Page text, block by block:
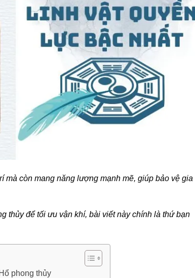
mà còn mang năng lượng mạnh mẽ, giúp bảo vệ gia
thủy để tối ưu vận khí, bài viết này chính là thứ bạn
phong thủy